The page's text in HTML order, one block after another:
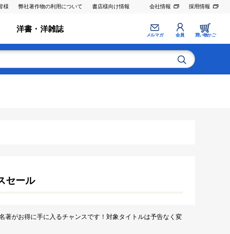
様 弊社著作物の利用について 書店様向け情報 会社情報 採用情報
洋書・洋雑誌
メルマガ 会員 買い物かご
セール
がお得に手に入るチャンスです！対象タイトルは予告なく変